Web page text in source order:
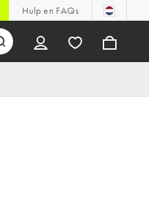
Hulp en FAQs
Was € 44,99. (-60%)